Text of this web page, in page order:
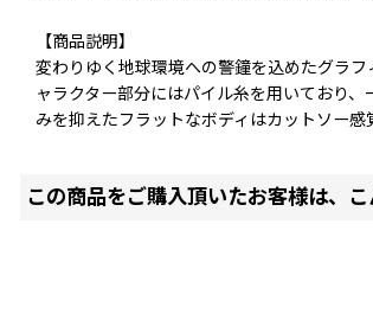
【商品説明】
変わりゆく地球環境への警鐘を込めたグラ
ャラクター部分にはパイル糸を用いており
みを抑えたフラットなボディはカットソー感
この商品をご購入頂いたお客様は、